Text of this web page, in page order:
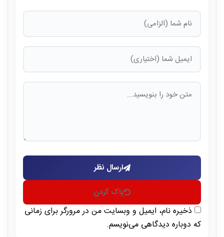
ارسال نظر
پاک کردن
ذخیره نام، ایمیل و وبسایت من در مرورگر برای زمانی
که دوباره دیدگاهی می‌نویسم.